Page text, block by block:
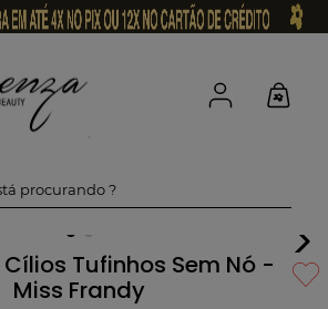
procurando ?
Tufinhos Sem Nó -
Miss Frandy